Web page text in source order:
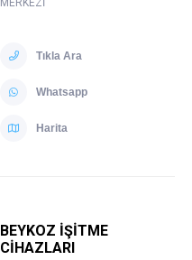
MERKEZİ
Tıkla Ara
Whatsapp
Harita
BEYKOZ İŞİTME
CİHAZLARI